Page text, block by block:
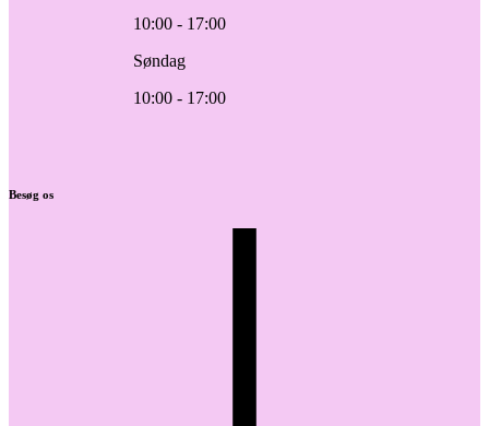
10:00 - 17:00
Søndag
10:00 - 17:00
Besøg os